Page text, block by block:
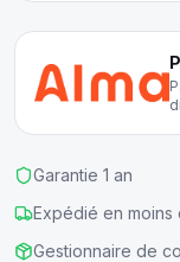
Garantie 1 an
Expédié en moins
Gestionnaire de